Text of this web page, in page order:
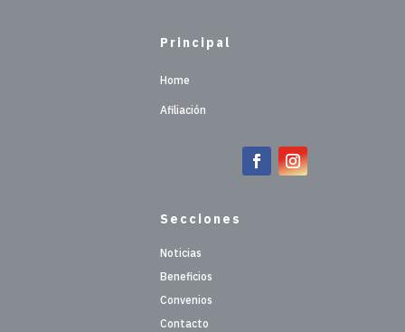
Principal
Home
Afiliación
Secciones
Noticias
Beneficios
Convenios
Contacto